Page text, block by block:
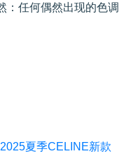
：任何偶然出现的色调